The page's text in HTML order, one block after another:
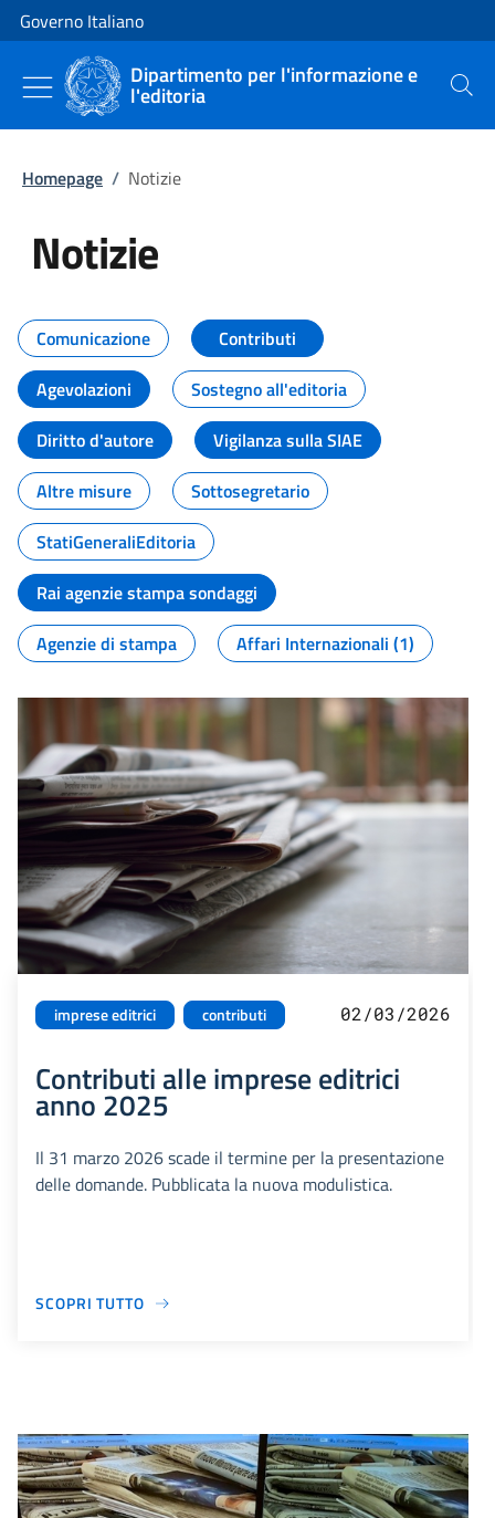
Vai al contenuto
Vai alla navigazione del sito
Governo Italiano
Dipartimento per l'informazione e
l'editoria Cerca
Homepage / Notizie
Notizie
Tutti i contenuti della pagina
Comunicazione
Contributi
Agevolazioni
Sostegno all'editoria
Diritto d'autore
Vigilanza sulla SIAE
Altre misure
Sottosegretario
StatiGeneraliEditoria
Rai agenzie stampa sondaggi
Agenzie di stampa
Affari Internazionali (1)
imprese editrici contributi 02/03/2026
Contributi alle imprese editrici
anno 2025
Il 31 marzo 2026 scade il termine per la presentazione
delle domande. Pubblicata la nuova modulistica.
SCOPRI TUTTO